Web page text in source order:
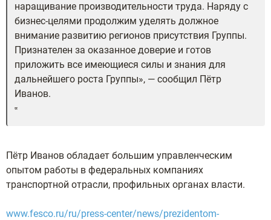
наращивание производительности труда. Наряду с
бизнес-целями продолжим уделять должное
внимание развитию регионов присутствия Группы.
Признателен за оказанное доверие и готов
приложить все имеющиеся силы и знания для
дальнейшего роста Группы», — сообщил Пётр
Иванов.
Пётр Иванов обладает большим управленческим
опытом работы в федеральных компаниях
транспортной отрасли, профильных органах власти.
www.fesco.ru/ru/press-center/news/prezidentom-